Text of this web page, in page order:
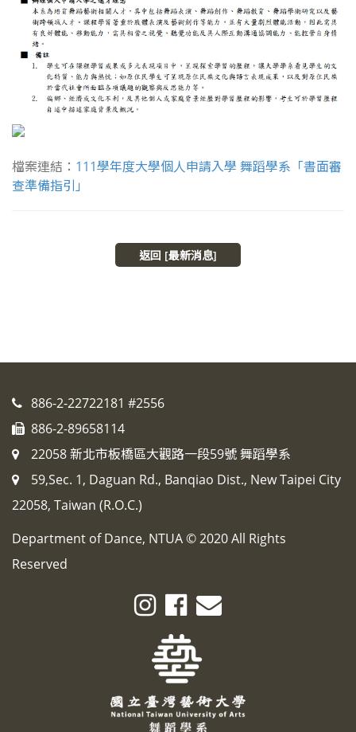
檔案連結： 111學年度大學個人申請入學 舞蹈學系「書面審
查準備指引」
返回 [最新消息]
886-2-22722181 #2556
886-2-89658114
22058 新北市板橋區大觀路一段59號 舞蹈學系
59,Sec. 1, Daguan Rd., Banqiao Dist., New Taipei City
22058, Taiwan (R.O.C.)
Department of Dance, NTUA © 2020 All Rights
Reserved